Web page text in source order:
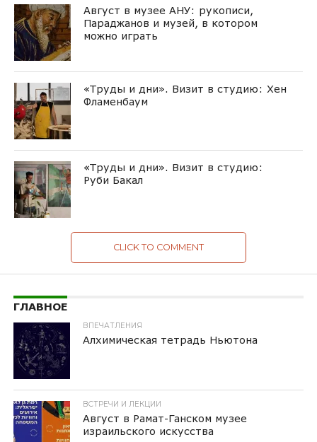
Август в музее АНУ: рукописи,
Параджанов и музей, в котором
можно играть
«Труды и дни». Визит в студию: Хен
Фламенбаум
«Труды и дни». Визит в студию:
Руби Бакал
CLICK TO COMMENT
ГЛАВНОЕ
ВПЕЧАТЛЕНИЯ
Алхимическая тетрадь Ньютона
ВСТРЕЧИ И ЛЕКЦИИ
Август в Рамат-Ганском музее
израильского искусства